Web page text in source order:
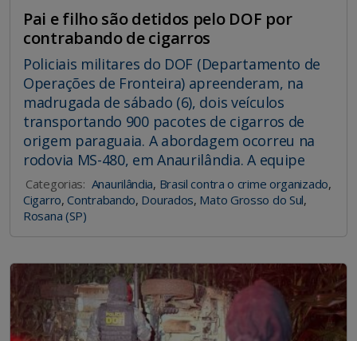
Pai e filho são detidos pelo DOF por
contrabando de cigarros
Policiais militares do DOF (Departamento de
Operações de Fronteira) apreenderam, na
madrugada de sábado (6), dois veículos
transportando 900 pacotes de cigarros de
origem paraguaia. A abordagem ocorreu na
rodovia MS-480, em Anaurilândia. A equipe
Categorias: Anaurilândia, Brasil contra o crime organizado,
Cigarro, Contrabando, Dourados, Mato Grosso do Sul,
Rosana (SP)